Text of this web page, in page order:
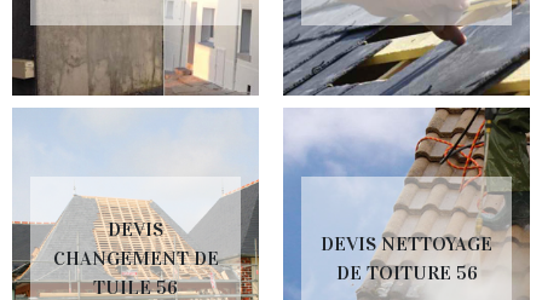
DEVIS
CHANGEMENT DE
TUILE 56
DEVIS NETTOYAGE
DE TOITURE 56